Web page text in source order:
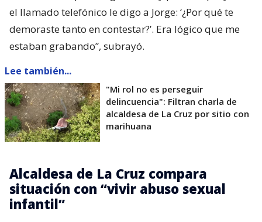
el llamado telefónico le digo a Jorge: ‘¿Por qué te
demoraste tanto en contestar?’. Era lógico que me
estaban grabando”, subrayó.
Lee también...
"Mi rol no es perseguir
delincuencia": Filtran charla de
alcaldesa de La Cruz por sitio con
marihuana
Alcaldesa de La Cruz compara
situación con “vivir abuso sexual
infantil”